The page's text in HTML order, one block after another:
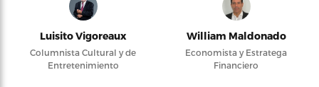
Luisito Vigoreaux
Columnista Cultural y de
Entretenimiento
William Maldonado
Economista y Estratega
Financiero